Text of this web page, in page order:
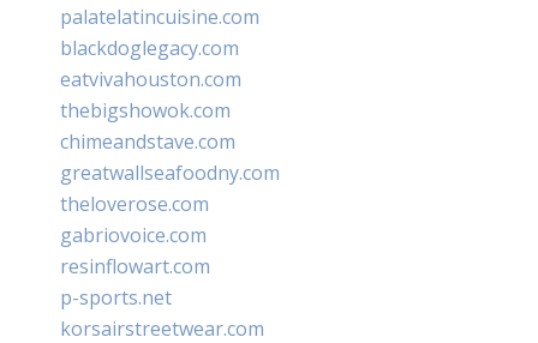
palatelatincuisine.com
blackdoglegacy.com
eatvivahouston.com
thebigshowok.com
chimeandstave.com
greatwallseafoodny.com
theloverose.com
gabriovoice.com
resinflowart.com
p-sports.net
korsairstreetwear.com